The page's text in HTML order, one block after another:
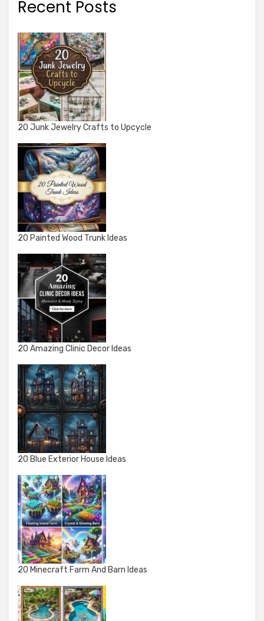
Recent Posts
20 Junk Jewelry Crafts to Upcycle
20 Painted Wood Trunk Ideas
20 Amazing Clinic Decor Ideas
20 Blue Exterior House Ideas
20 Minecraft Farm And Barn Ideas